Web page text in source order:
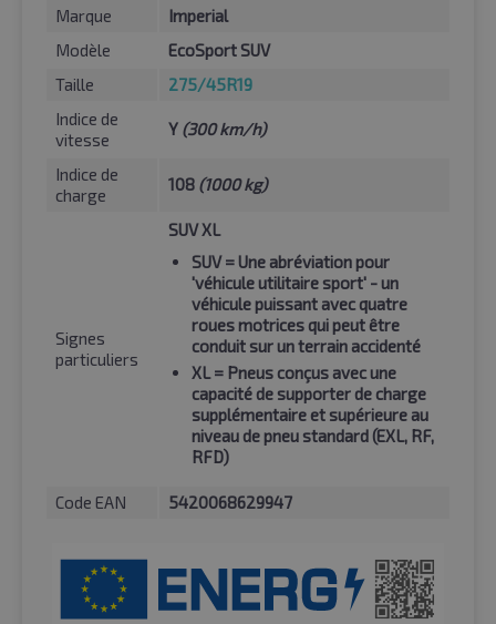
Marque
Imperial
Modèle
EcoSport SUV
Taille
275/45R19
Indice de
vitesse
Y (300 km/h)
Indice de
charge
108 (1000 kg)
Signes
particuliers
SUV XL
SUV= Une abréviation pour
'véhicule utilitaire sport' - un
véhicule puissant avec quatre
roues motrices qui peut être
conduit sur un terrain accidenté
XL= Pneus conçus avec une
capacité de supporter de charge
supplémentaire et supérieure au
niveau de pneu standard (EXL, RF,
RFD)
Code EAN 5420068629947